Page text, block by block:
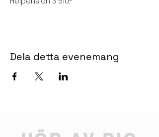
Dela detta evenemang